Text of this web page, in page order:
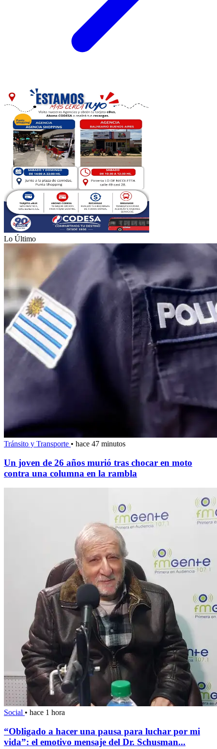
Lo Último
Tránsito y Transporte • hace 47 minutos
Un joven de 26 años murió tras chocar en moto
contra una columna en la rambla
Social • hace 1 hora
“Obligado a hacer una pausa para luchar por mi
vida”: el emotivo mensaje del Dr. Schusman...